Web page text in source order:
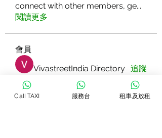
connect with other members, ge...
閱讀更多
會員
VivastreetIndia Directory 追蹤
Dorable yong 追蹤
Call TAXI 服務台 租車及放租